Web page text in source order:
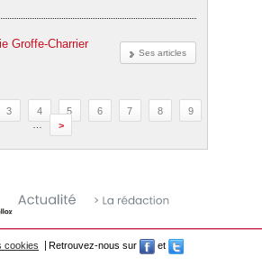
Ses articles
Groffe-Charrier
3 4 5 6 7 8
9
>
cookies Retrouvez-nous sur
et